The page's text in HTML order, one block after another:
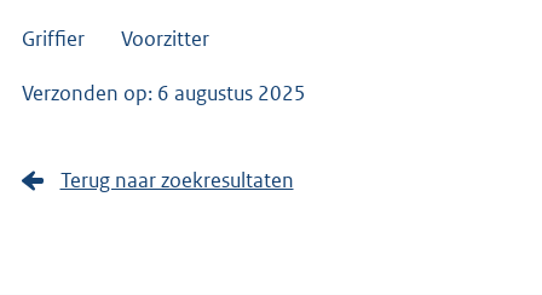
Griffier Voorzitter
Verzonden op: 6 augustus 2025
Terug naar zoekresultaten